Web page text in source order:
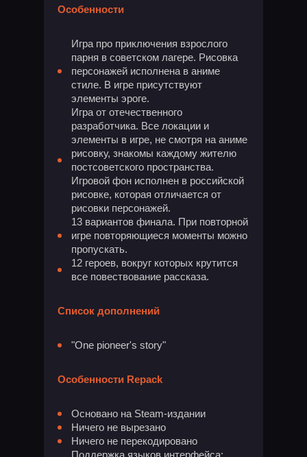
Особенности
Игра про приключения взрослого
парня в советском лагере. Рисовка
персонажей исполнена в аниме
стиле. В игре присутствуют
элементы эроге.
Игра от отечественного
разработчика. Все локации и
элементы в игре, не смотря на аниме
рисовку, знакомы каждому жителю
постсоветского пространства.
Игровой фон исполнен в российской
рисовке, которая отличается от
рисовки персонажей.
13 вариантов финала. При повторной
игре повторяющиеся моменты можно
пропускать.
12 героев, вокруг которых крутится
все повествование рассказа.
Список дополнений
"One pioneer's story"
Особенности Repack
Основано на Steam-издании
Ничего не вырезано
Ничего не перекодировано
Поддержка языков интерфейса: